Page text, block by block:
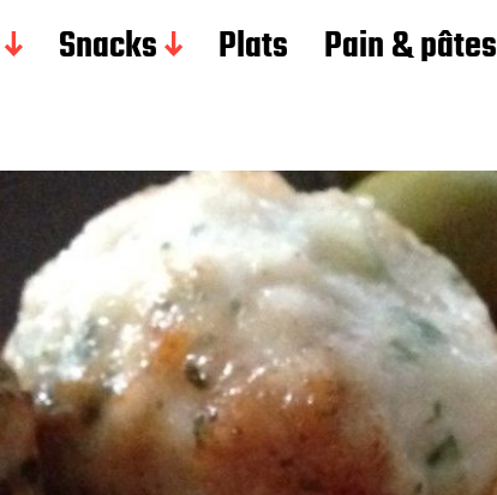
Snacks Plats Pain & pâtes